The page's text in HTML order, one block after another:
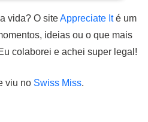
vida? O siteAppreciate Ité um
ideias ou o que mais
colaborei e achei super legal!
viu no Swiss Miss.